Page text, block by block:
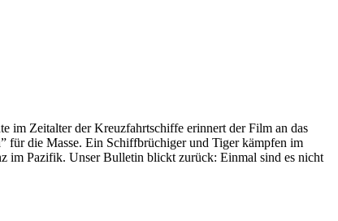
im Zeitalter der Kreuzfahrtschiffe erinnert der Film an das
für die Masse. Ein Schiffbrüchiger und Tiger kämpfen im
im Pazifik. Unser Bulletin blickt zurück: Einmal sind es nicht